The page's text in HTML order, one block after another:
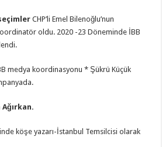
CHP’li Emel Bilenoğlu’nun
oldu. 2020 -23 Döneminde İBB
medya koordinasyonu * Şükrü Küçük
köşe yazarı-İstanbul Temsilcisi olarak